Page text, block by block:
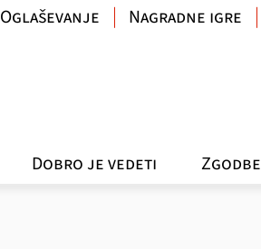
Dobro je vedeti Zgodbe
Oglaševanje Nagradne igre